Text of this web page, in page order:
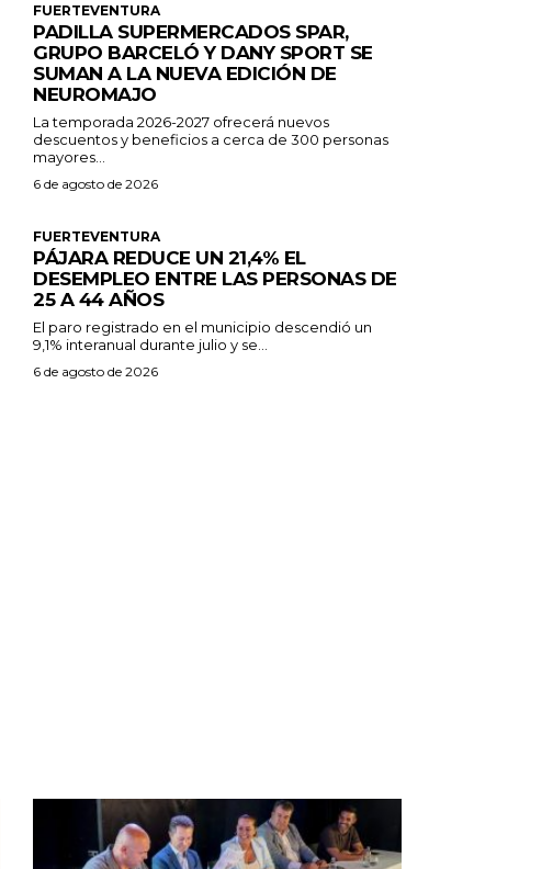
FUERTEVENTURA
PADILLA SUPERMERCADOS SPAR,
GRUPO BARCELÓ Y DANY SPORT SE
SUMAN A LA NUEVA EDICIÓN DE
NEUROMAJO
La temporada 2026-2027 ofrecerá nuevos
descuentos y beneficios a cerca de 300 personas
mayores...
6 de agosto de 2026
FUERTEVENTURA
PÁJARA REDUCE UN 21,4% EL
DESEMPLEO ENTRE LAS PERSONAS DE
25 A 44 AÑOS
El paro registrado en el municipio descendió un
9,1% interanual durante julio y se...
6 de agosto de 2026